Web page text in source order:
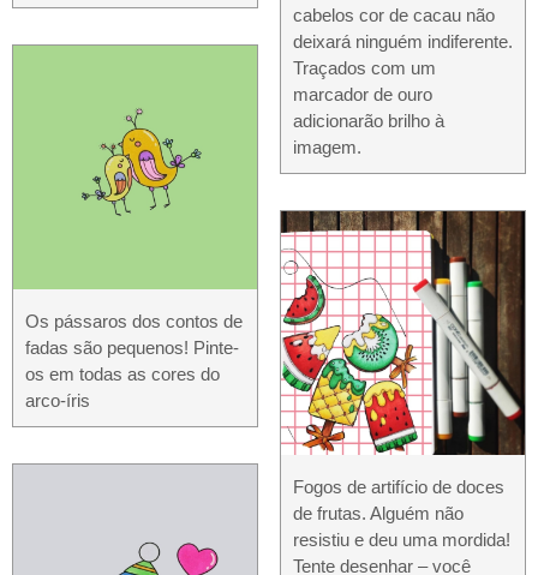
Os pássaros dos contos de
fadas são pequenos! Pinte-
os em todas as cores do
arco-íris
cabelos cor de cacau não
deixará ninguém indiferente.
Traçados com um
marcador de ouro
adicionarão brilho à
imagem.
Fogos de artifício de doces
de frutas. Alguém não
resistiu e deu uma mordida!
Tente desenhar – você